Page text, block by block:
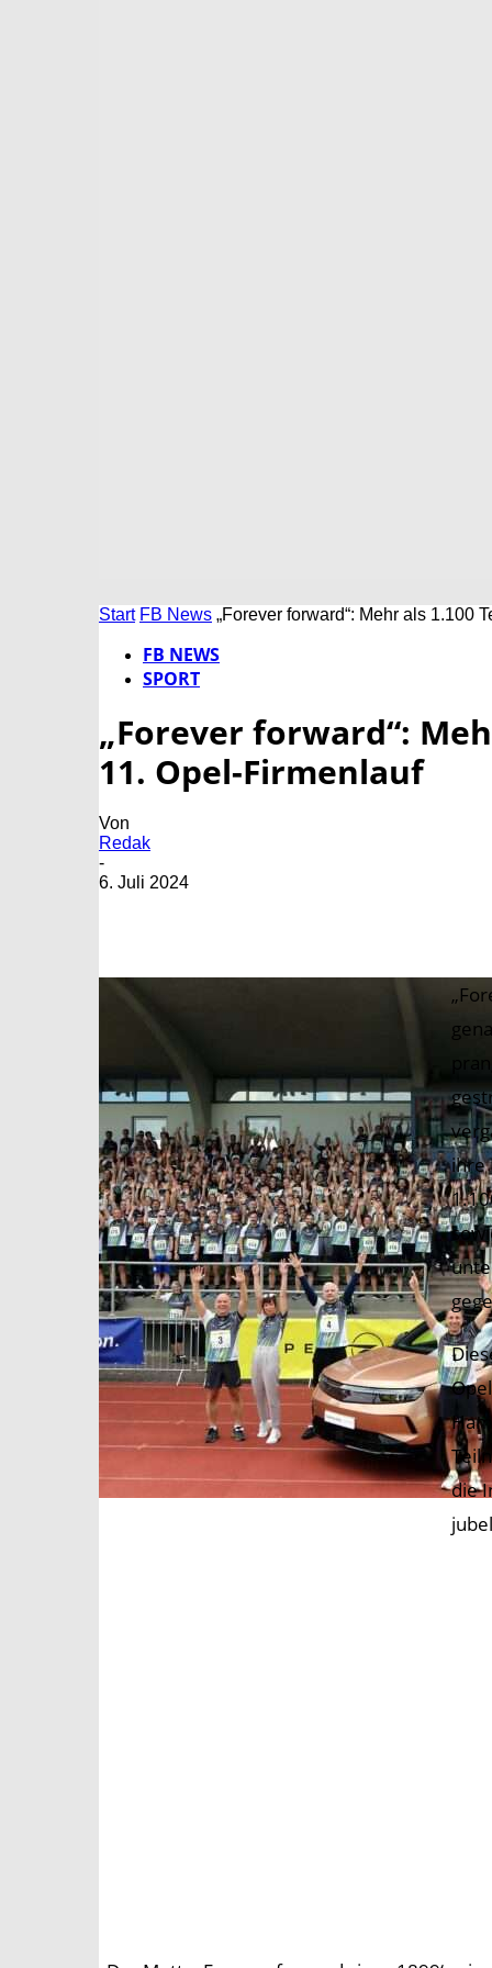
Start FB News „Forever forward“: Mehr als 1.100
FB NEWS
SPORT
„Forever forward“:
11. Opel-Firmenlauf
Von
Redak
-
6. Juli 2024
ihre
die